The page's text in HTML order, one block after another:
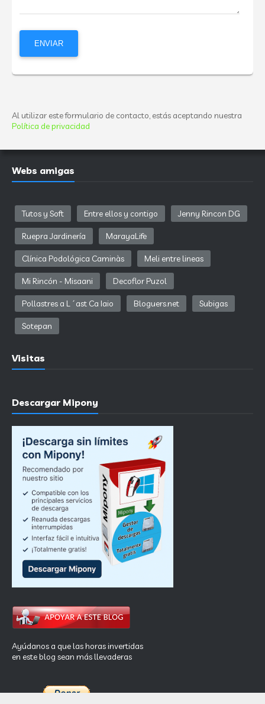
Al utilizar este formulario de contacto, estás aceptando nuestra
Política de privacidad
Webs amigas
Tutos y Soft Entre ellos y contigo Jenny Rincon DG
Ruepra Jardinería MarayaLife
Clínica Podológica Caminàs Meli entre lineas
Mi Rincón - Misaani Decoflor Puzol
Pollastres a L´ast Ca Iaio Bloguers.net Subigas
Sotepan
Visitas
Descargar Mipony
Ayúdanos a que las horas invertidas
en este blog sean más llevaderas